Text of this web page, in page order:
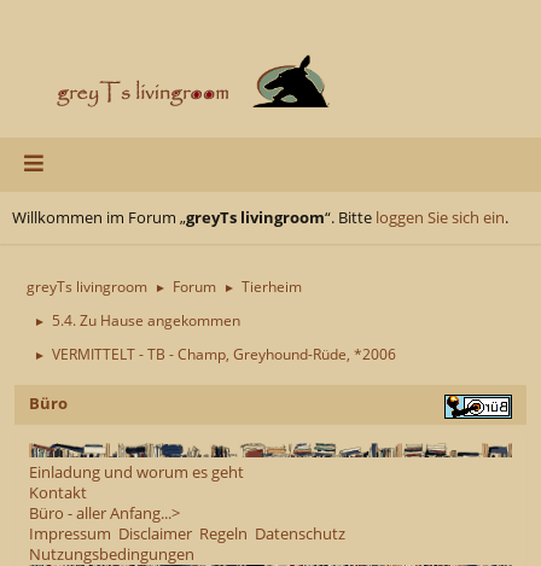
Willkommen im Forum „greyTs livingroom“. Bitte loggen Sie sich ein.
greyTs livingroom ► Forum ► Tierheim
► 5.4. Zu Hause angekommen
► VERMITTELT - TB - Champ, Greyhound-Rüde, *2006
Büro
Einladung und worum es geht
Kontakt
Büro - aller Anfang...>
Impressum Disclaimer Regeln Datenschutz
Nutzungsbedingungen